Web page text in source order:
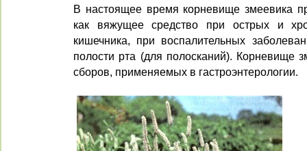
В настоящее время корневище змеевика
как вяжущее средство при острых и
кишечника, при воспалительных
полости рта (для полос­каний). Корневище
сборов, применяемых в гастро­энтерологии.